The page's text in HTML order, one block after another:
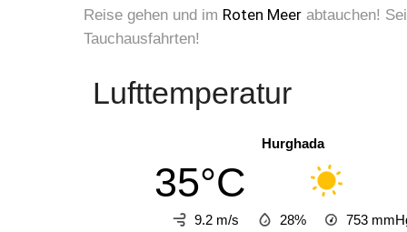
Reise gehen und im Roten Meer abtauchen!
Tauchausfahrten!
Lufttemperatur
Hurghada
35°C
9.2 m/s 28% 753